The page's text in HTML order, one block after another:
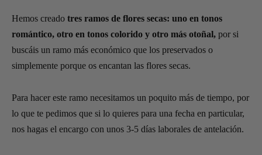
precios:
desde
55,00€
hasta
Hemos creado tres ramos de flores secas: uno en tonos
romántico, otro en tonos colorido y otro más otoñal, por si
buscáis un ramo más económico que los preservados o
simplemente porque os encantan las flores secas.
Para hacer este ramo necesitamos un poquito más de tiempo, por
lo que te pedimos que si lo quieres para una fecha en particular,
nos hagas el encargo con unos 3-5 días laborales de antelación.